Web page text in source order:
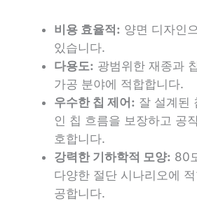
비용 효율적: 양면 디자인
있습니다.
다용도: 광범위한 재종과
가공 분야에 적합합니다.
우수한 칩 제어: 잘 설계된
인 칩 흐름을 보장하고 공
호합니다.
강력한 기하학적 모양: 80
다양한 절단 시나리오에
공합니다.